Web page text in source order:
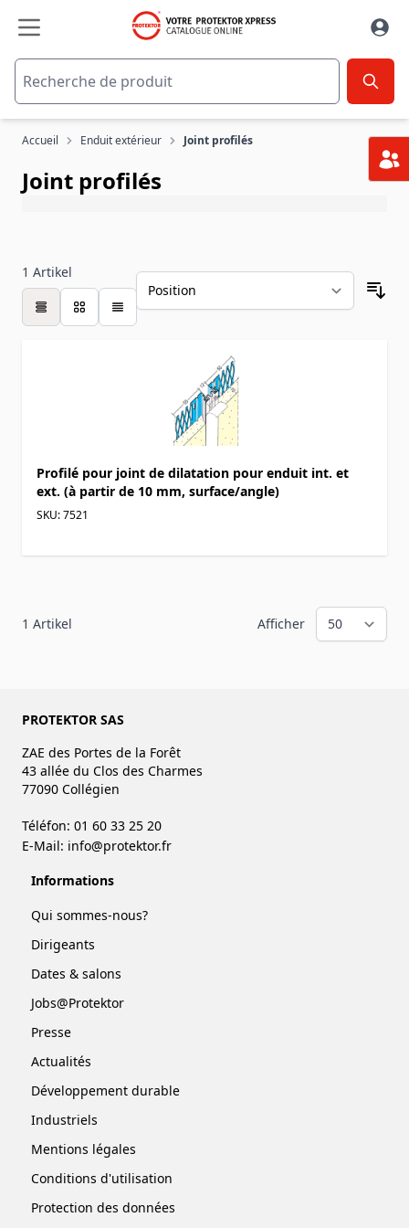
Accueil Enduit extérieur Joint profilés
Joint profilés
1 Artikel
table
Profilé pour joint de dilatation pour enduit int. et
ext. (à partir de 10 mm, surface/angle)
SKU: 7521
1 Artikel Afficher
PROTEKTOR SAS
ZAE des Portes de la Forêt
43 allée du Clos des Charmes
77090 Collégien
Téléfon: 01 60 33 25 20
E-Mail: info@protektor.fr
Informations
Qui sommes-nous?
Dirigeants
Dates & salons
Jobs@Protektor
Presse
Actualités
Développement durable
Industriels
Mentions légales
Conditions d'utilisation
Protection des données